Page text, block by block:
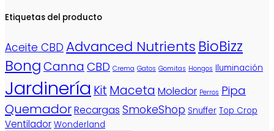
Etiquetas del producto
Aceite CBD Advanced Nutrients BioBizz
BongCanna CBD Crema Gatos Gomitas Hongos Iluminación
Jardinería Kit Maceta Moledor Perros Pipa
QuemadorRecargas SmokeShop Snuffer Top Crop
Ventilador Wonderland